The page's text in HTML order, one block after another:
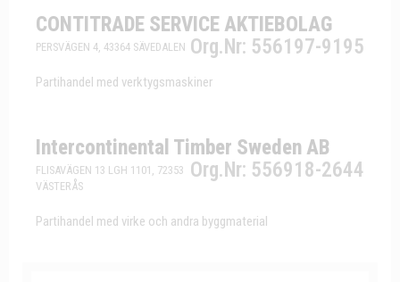
CONTITRADE SERVICE AKTIEBOLAG
Org.Nr: 556197-9195
PERSVÄGEN 4, 43364 SÄVEDALEN
Partihandel med verktygsmaskiner
Intercontinental Timber Sweden AB
Org.Nr: 556918-2644
FLISAVÄGEN 13 LGH 1101, 72353
VÄSTERÅS
Partihandel med virke och andra byggmaterial